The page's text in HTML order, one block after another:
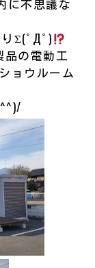
に不思議な
Σ(ﾟДﾟ)
品の電動工
ョウルーム